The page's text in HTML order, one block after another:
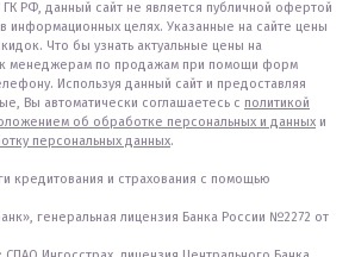
ГК РФ, данный сайт не является публичной офертой
информационных целях. Указанные на сайте цены
Что бы узнать актуальные цены на
к менеджерам по продажам при помощи форм
Используя данный сайт и предоставляя
Вы автоматически соглашаетесь с политикой
об обработке персональных и данных и
персональных данных.
кредитования и страхования с помощью
генеральная лицензия Банка России №2272 от